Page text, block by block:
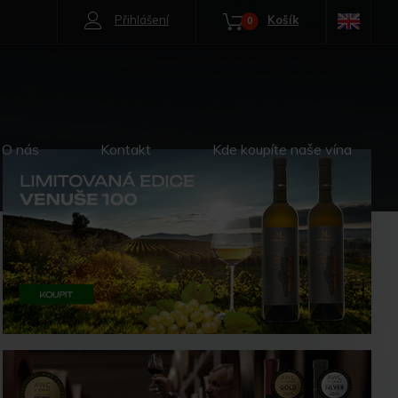
Košík
0
Přihlášení
O nás Kontakt Kde koupíte naše vína